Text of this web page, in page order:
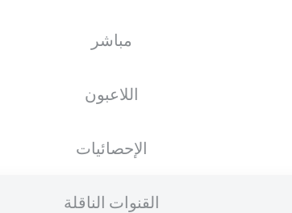
مباشر
اللاعبون
الإحصائيات
القنوات الناقلة
11.01.2005